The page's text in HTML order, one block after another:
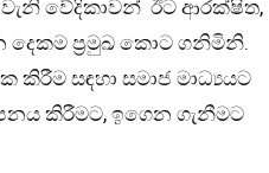
වේදිකාවන් ඊට ආරක්ෂිත,
ප්‍රමුඛ කොට ගනිමිනි.
සඳහා සමාජ මාධ්‍යයට
කිරීමට, ඉගෙන ගැනීමට